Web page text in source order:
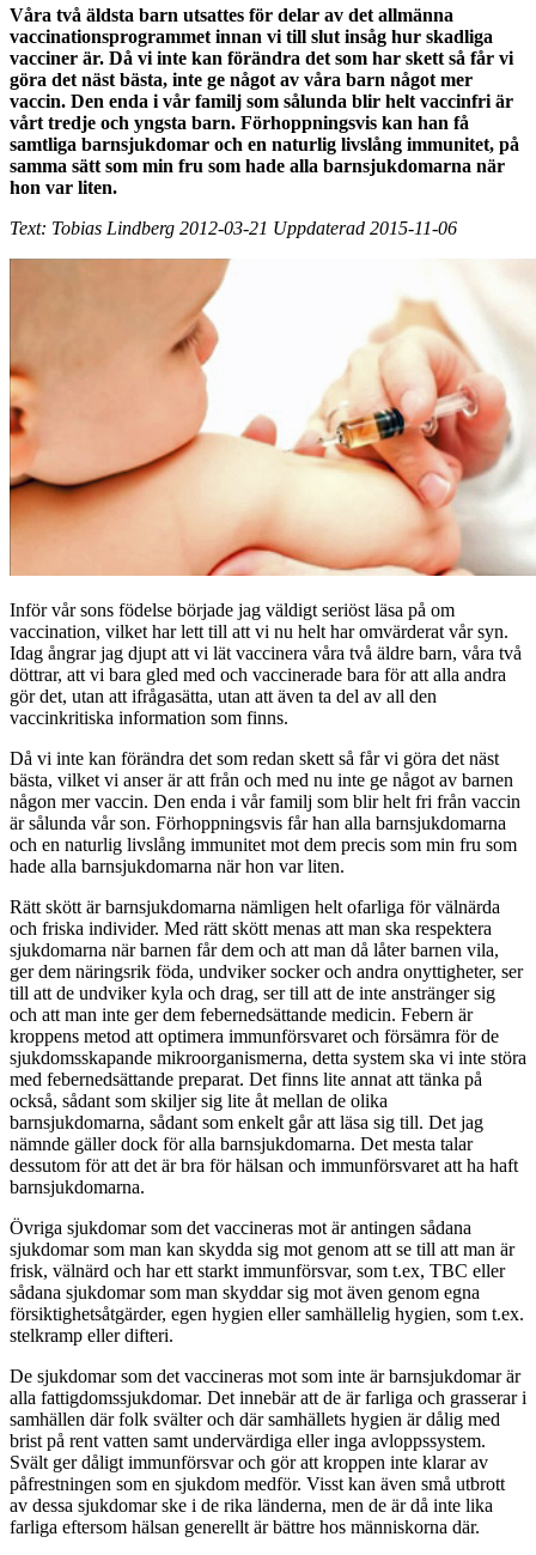
Våra två äldsta barn utsattes för delar av det allmänna
vaccinationsprogrammet innan vi till slut insåg hur skadliga
vacciner är. Då vi inte kan förändra det som har skett så får vi
göra det näst bästa, inte ge något av våra barn något mer
vaccin. Den enda i vår familj som sålunda blir helt vaccinfri är
vårt tredje och yngsta barn. Förhoppningsvis kan han få
samtliga barnsjukdomar och en naturlig livslång immunitet, på
samma sätt som min fru som hade alla barnsjukdomarna när
hon var liten.
Text: Tobias Lindberg 2012-03-21 Uppdaterad 2015-11-06
Inför vår sons födelse började jag väldigt seriöst läsa på om
vaccination, vilket har lett till att vi nu helt har omvärderat vår syn.
Idag ångrar jag djupt att vi lät vaccinera våra två äldre barn, våra två
döttrar, att vi bara gled med och vaccinerade bara för att alla andra
gör det, utan att ifrågasätta, utan att även ta del av all den
vaccinkritiska information som finns.
Då vi inte kan förändra det som redan skett så får vi göra det näst
bästa, vilket vi anser är att från och med nu inte ge något av barnen
någon mer vaccin. Den enda i vår familj som blir helt fri från vaccin
är sålunda vår son. Förhoppningsvis får han alla barnsjukdomarna
och en naturlig livslång immunitet mot dem precis som min fru som
hade alla barnsjukdomarna när hon var liten.
Rätt skött är barnsjukdomarna nämligen helt ofarliga för välnärda
och friska individer. Med rätt skött menas att man ska respektera
sjukdomarna när barnen får dem och att man då låter barnen vila,
ger dem näringsrik föda, undviker socker och andra onyttigheter, ser
till att de undviker kyla och drag, ser till att de inte anstränger sig
och att man inte ger dem febernedsättande medicin. Febern är
kroppens metod att optimera immunförsvaret och försämra för de
sjukdomsskapande mikroorganismerna, detta system ska vi inte störa
med febernedsättande preparat. Det finns lite annat att tänka på
också, sådant som skiljer sig lite åt mellan de olika
barnsjukdomarna, sådant som enkelt går att läsa sig till. Det jag
nämnde gäller dock för alla barnsjukdomarna. Det mesta talar
dessutom för att det är bra för hälsan och immunförsvaret att ha haft
barnsjukdomarna.
Övriga sjukdomar som det vaccineras mot är antingen sådana
sjukdomar som man kan skydda sig mot genom att se till att man är
frisk, välnärd och har ett starkt immunförsvar, som t.ex, TBC eller
sådana sjukdomar som man skyddar sig mot även genom egna
försiktighetsåtgärder, egen hygien eller samhällelig hygien, som t.ex.
stelkramp eller difteri.
De sjukdomar som det vaccineras mot som inte är barnsjukdomar är
alla fattigdomssjukdomar. Det innebär att de är farliga och grasserar i
samhällen där folk svälter och där samhällets hygien är dålig med
brist på rent vatten samt undervärdiga eller inga avloppssystem.
Svält ger dåligt immunförsvar och gör att kroppen inte klarar av
påfrestningen som en sjukdom medför. Visst kan även små utbrott
av dessa sjukdomar ske i de rika länderna, men de är då inte lika
farliga eftersom hälsan generellt är bättre hos människorna där.